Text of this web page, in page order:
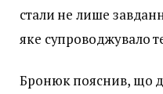
стали не лише
яке супроводжувало
Бронюк пояснив, що